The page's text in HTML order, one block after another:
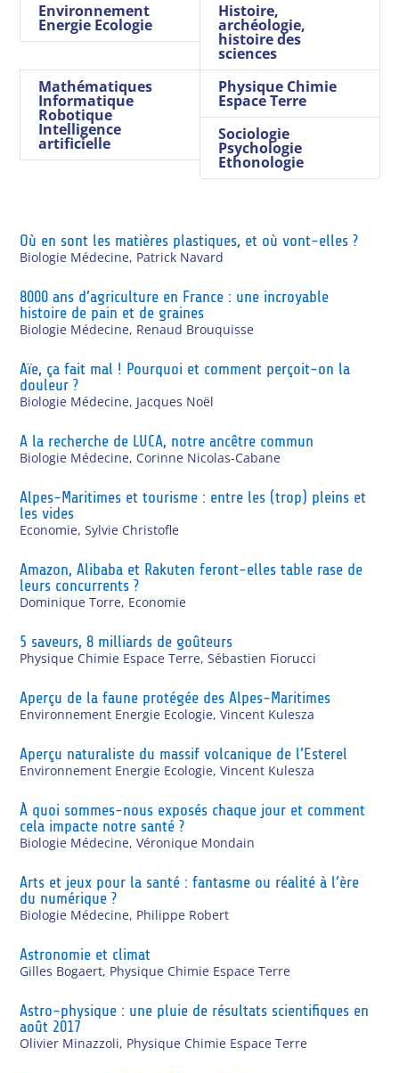
Environnement
Energie Ecologie
Histoire,
archéologie,
histoire des
sciences
Mathématiques
Informatique
Robotique
Intelligence
artificielle
Physique Chimie
Espace Terre
Sociologie
Psychologie
Ethonologie
Où en sont les matières plastiques, et où vont-elles ?
Biologie Médecine, Patrick Navard
8000 ans d’agriculture en France : une incroyable
histoire de pain et de graines
Biologie Médecine, Renaud Brouquisse
Aïe, ça fait mal ! Pourquoi et comment perçoit-on la
douleur ?
Biologie Médecine, Jacques Noël
A la recherche de LUCA, notre ancêtre commun
Biologie Médecine, Corinne Nicolas-Cabane
Alpes-Maritimes et tourisme : entre les (trop) pleins et
les vides
Economie,Sylvie Christofle
Amazon, Alibaba et Rakuten feront-elles table rase de
leurs concurrents ?
Dominique Torre, Economie
5 saveurs, 8 milliards de goûteurs
Physique Chimie Espace Terre,Sébastien Fiorucci
Aperçu de la faune protégée des Alpes-Maritimes
Environnement Energie Ecologie,Vincent Kulesza
Aperçu naturaliste du massif volcanique de l’Esterel
Environnement Energie Ecologie,Vincent Kulesza
À quoi sommes-nous exposés chaque jour et comment
cela impacte notre santé ?
Biologie Médecine,Véronique Mondain
Arts et jeux pour la santé : fantasme ou réalité à l’ère
du numérique ?
Biologie Médecine, Philippe Robert
Astronomie et climat
Gilles Bogaert, Physique Chimie Espace Terre
Astro-physique : une pluie de résultats scientifiques en
août 2017
Olivier Minazzoli, Physique Chimie Espace Terre